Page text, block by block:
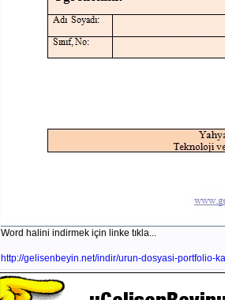
Word halini indirmek için linke tıkla...
http://gelisenbeyin.net/indir/urun-dosyasi-portfolio-